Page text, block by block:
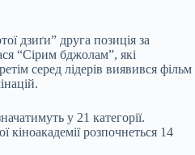
дзиґи” друга позиція за
“Сірим бджолам”, які
серед лідерів виявився фільм
у 21 категорії.
кіноакадемії розпочнеться 14